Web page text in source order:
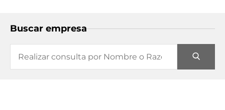
Buscar empresa